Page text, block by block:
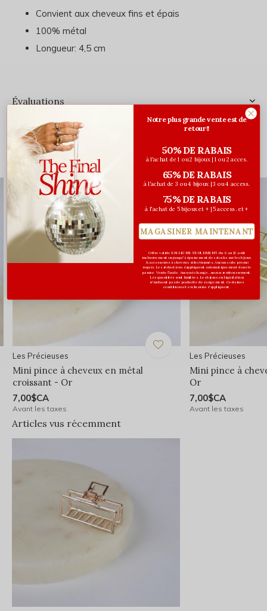
Convient aux cheveux fins et épais
100% métal
Longueur: 4,5 cm
Évaluations
Vous pourriez aussi aimer...
Les Précieuses
Mini pince à cheveux en métal
croissant - Or
7,00$CA
Avant les taxes
Les Précieuses
Mini pince à
Or
7,00$CA
Avant les taxes
Articles vus récemment
Notre plus grande vente est de
retour!!
50% DE RABAIS
à l'achat de 1 ou 2 bijoux | 1 ou 2 acces.
65% DE RABAIS
à l'achat de 3 ou 4 bijoux | 3 ou 4 access.
75% DE RABAIS
à l'achat de 5 bijoux et + | 5 access. et +
MAGASINER MAINTENANT
Offre valide EN LIGNE SEULEMENT du 6 au 12 août
inclusivement ou jusqu'à épuisement des stocks sur les bijoux
& accessoires à cheveux sélectionnés. Aucun code promo
requis. Les réductions s’appliquent automatiquement dans le
panier. Vente finale. Aucun échange, aucun remboursement.
Les quantités sont limitées. Les bijoux en liquidation
n'incluent pas de pochette de rangement. Certaines
conditions et exclusions s'appliquent.